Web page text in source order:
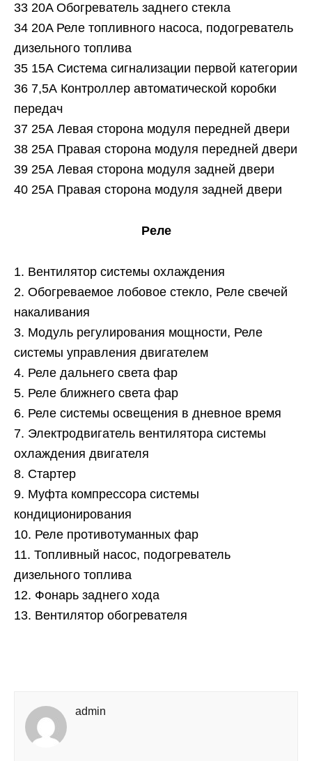
33 20A Обогреватель заднего стекла
34 20A Реле топливного насоса, подогреватель
дизельного топлива
35 15А Система сигнализации первой категории
36 7,5А Контроллер автоматической коробки
передач
37 25А Левая сторона модуля передней двери
38 25А Правая сторона модуля передней двери
39 25А Левая сторона модуля задней двери
40 25А Правая сторона модуля задней двери
Реле
1. Вентилятор системы охлаждения
2. Обогреваемое лобовое стекло, Реле свечей
накаливания
3. Модуль регулирования мощности, Реле
системы управления двигателем
4. Реле дальнего света фар
5. Реле ближнего света фар
6. Реле системы освещения в дневное время
7. Электродвигатель вентилятора системы
охлаждения двигателя
8. Стартер
9. Муфта компрессора системы
кондиционирования
10. Реле противотуманных фар
11. Топливный насос, подогреватель
дизельного топлива
12. Фонарь заднего хода
13. Вентилятор обогревателя
admin